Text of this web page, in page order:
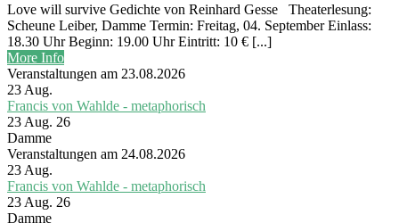
Love will survive Gedichte von Reinhard Gesse Theaterlesung:
Scheune Leiber, Damme Termin: Freitag, 04. September Einlass:
18.30 Uhr Beginn: 19.00 Uhr Eintritt: 10 € [...]
More Info
Veranstaltungen am 23.08.2026
23 Aug.
Francis von Wahlde - metaphorisch
23 Aug. 26
Damme
Veranstaltungen am 24.08.2026
23 Aug.
Francis von Wahlde - metaphorisch
23 Aug. 26
Damme